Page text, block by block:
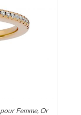
Femme, Or